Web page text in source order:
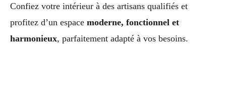
Confiez votre intérieur à des artisans qualifiés et
profitez d’un espace moderne, fonctionnel et
harmonieux, parfaitement adapté à vos besoins.